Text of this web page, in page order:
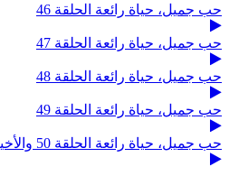
حب جميل، حياة رائعة الحلقة 46
حب جميل، حياة رائعة الحلقة 47
حب جميل، حياة رائعة الحلقة 48
حب جميل، حياة رائعة الحلقة 49
حب جميل، حياة رائعة الحلقة 50 والأخيرة